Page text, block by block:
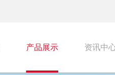
产品展示 资讯中